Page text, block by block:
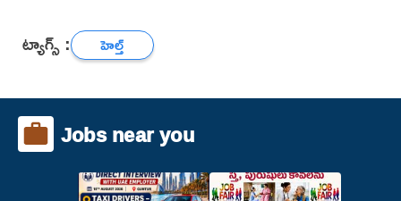
ట్యాగ్స్ : హెల్త్
Jobs near you